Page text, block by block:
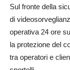
Sul fronte della
di
operativa 24 ore
la protezione del
tra operatori e